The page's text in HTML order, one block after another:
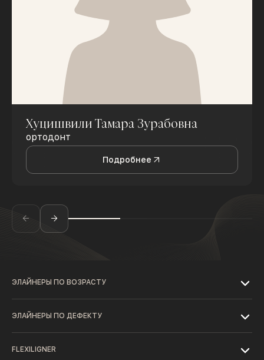
Хуцишвили Тамара Зурабовна
ортодонт
Подробнее
ЭЛАЙНЕРЫ ПО ВОЗРАСТУ
ЭЛАЙНЕРЫ ПО ДЕФЕКТУ
FLEXILIGNER